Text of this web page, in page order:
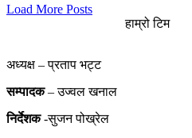
Load More Posts
हाम्रो टिम
अध्यक्ष – प्रताप भट्ट
सम्पादक– उज्वल खनाल
निर्देशक-सुजन पोख्रेल